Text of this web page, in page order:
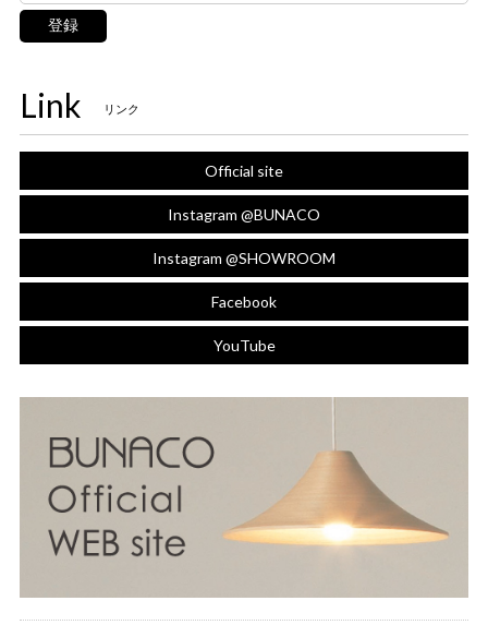
登録
Link リンク
Official site
Instagram @BUNACO
Instagram @SHOWROOM
Facebook
YouTube